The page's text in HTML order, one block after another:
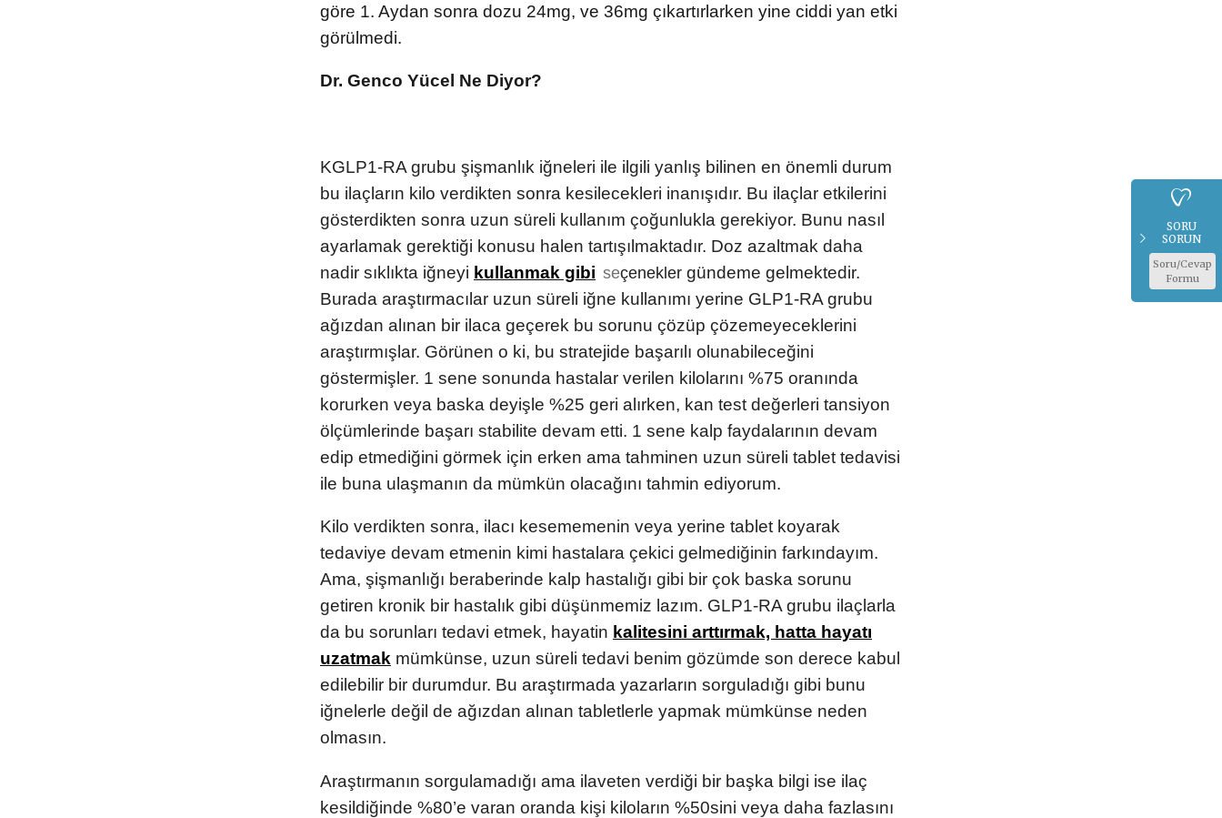
göre 1. Aydan sonra dozu 24mg, ve 36mg çıkartırlarken yine ciddi yan etki
görülmedi.
Dr. Genco Yücel Ne Diyor?
KGLP1-RA grubu şişmanlık iğneleri ile ilgili yanlış bilinen en önemli durum
bu ilaçların kilo verdikten sonra kesilecekleri inanışıdır. Bu ilaçlar etkilerini
gösterdikten sonra uzun süreli kullanım çoğunlukla gerekiyor. Bunu nasıl
ayarlamak gerektiği konusu halen tartışılmaktadır. Doz azaltmak daha
nadir sıklıkta iğneyi kullanmak gibi seçenekler gündeme gelmektedir.
Burada araştırmacılar uzun süreli iğne kullanımı yerine GLP1-RA grubu
ağızdan alınan bir ilaca geçerek bu sorunu çözüp çözemeyeceklerini
araştırmışlar. Görünen o ki, bu stratejide başarılı olunabileceğini
göstermişler. 1 sene sonunda hastalar verilen kilolarını %75 oranında
korurken veya baska deyişle %25 geri alırken, kan test değerleri tansiyon
ölçümlerinde başarı stabilite devam etti. 1 sene kalp faydalarının devam
edip etmediğini görmek için erken ama tahminen uzun süreli tablet tedavisi
ile buna ulaşmanın da mümkün olacağını tahmin ediyorum.
Kilo verdikten sonra, ilacı kesememenin veya yerine tablet koyarak
tedaviye devam etmenin kimi hastalara çekici gelmediğinin farkındayım.
Ama, şişmanlığı beraberinde kalp hastalığı gibi bir çok baska sorunu
getiren kronik bir hastalık gibi düşünmemiz lazım. GLP1-RA grubu ilaçlarla
da bu sorunları tedavi etmek, hayatin kalitesini arttırmak, hatta hayatı
uzatmak mümkünse, uzun süreli tedavi benim gözümde son derece kabul
edilebilir bir durumdur. Bu araştırmada yazarların sorguladığı gibi bunu
iğnelerle değil de ağızdan alınan tabletlerle yapmak mümkünse neden
olmasın.
Araştırmanın sorgulamadığı ama ilaveten verdiği bir başka bilgi ise ilaç
kesildiğinde %80’e varan oranda kişi kiloların %50sini veya daha fazlasını
SORU
SORUN
Soru/Cevap
Formu